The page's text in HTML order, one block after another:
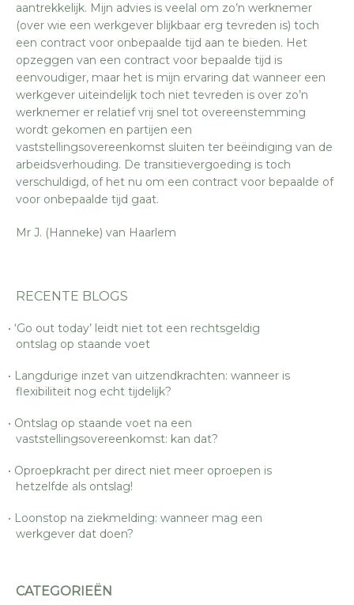
aantrekkelijk. Mijn advies is veelal om zo’n werknemer
(over wie een werkgever blijkbaar erg tevreden is) toch
een contract voor onbepaalde tijd aan te bieden. Het
opzeggen van een contract voor bepaalde tijd is
eenvoudiger, maar het is mijn ervaring dat wanneer een
werkgever uiteindelijk toch niet tevreden is over zo’n
werknemer er relatief vrij snel tot overeenstemming
wordt gekomen en partijen een
vaststellingsovereenkomst sluiten ter beëindiging van de
arbeidsverhouding. De transitievergoeding is toch
verschuldigd, of het nu om een contract voor bepaalde of
voor onbepaalde tijd gaat.
Mr J. (Hanneke) van Haarlem
RECENTE BLOGS
‘Go out today’ leidt niet tot een rechtsgeldig
ontslag op staande voet
Langdurige inzet van uitzendkrachten: wanneer is
flexibiliteit nog echt tijdelijk?
Ontslag op staande voet na een
vaststellingsovereenkomst: kan dat?
Oproepkracht per direct niet meer oproepen is
hetzelfde als ontslag!
Loonstop na ziekmelding: wanneer mag een
werkgever dat doen?
CATEGORIEËN